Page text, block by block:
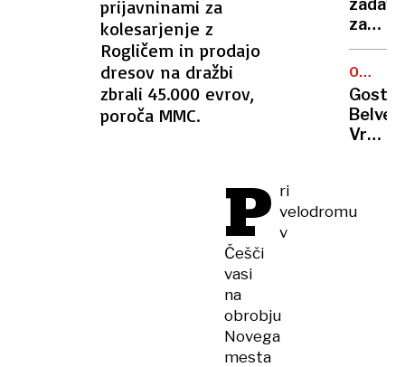
prijavninami za
kolesarjenje z
Rogličem in prodajo
dresov na dražbi
zbrali 45.000 evrov,
poroča MMC.
P ri
velodromu
v
Češči
vasi
na
obrobju
Novega
mesta
zadavil
zaradi
njeno
truplo
skril
v
OCENA